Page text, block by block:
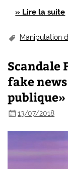
» Lire la suite
Manipulation
Scandale
fake
publique»
13/07/2018